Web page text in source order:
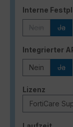
Interne
Ja
Integrierter
Nein Ja
Lizenz